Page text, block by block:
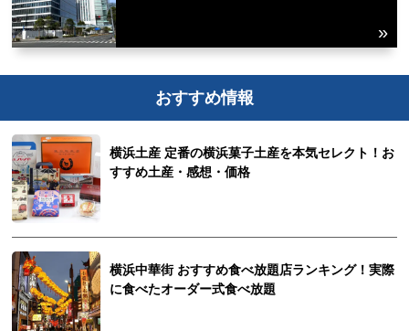
おすすめ情報
横浜土産 定番の横浜菓子土産を本気セレクト！お
すすめ土産・感想・価格
横浜中華街 おすすめ食べ放題店ランキング！実際
に食べたオーダー式食べ放題